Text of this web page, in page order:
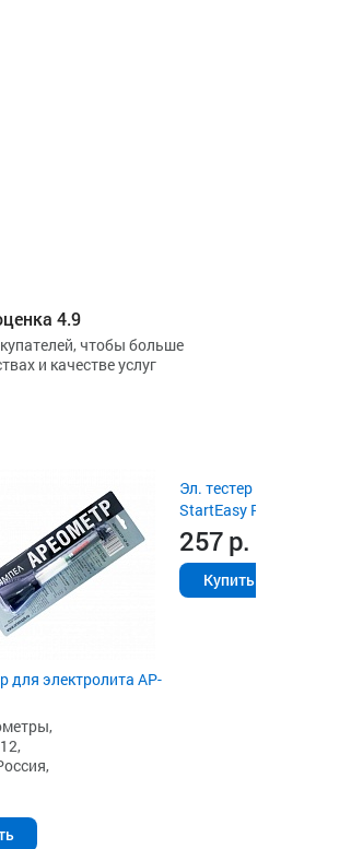
4.9
чтобы больше
и качестве услуг
для электролита АР-
Эл. тестер для АКБ
StartEasy PRO BT2000-
257р.
Купить